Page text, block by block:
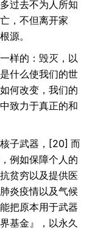
过去不为人所知
，不但离开家
源。
样的：毁灭，以
什么使我们的世
何改变，我们的
致力于真正的和
子武器，[20] 而
例如保障个人的
贫穷以及提供医
炎疫情以及气候
把原本用于武器
基金』，以永久